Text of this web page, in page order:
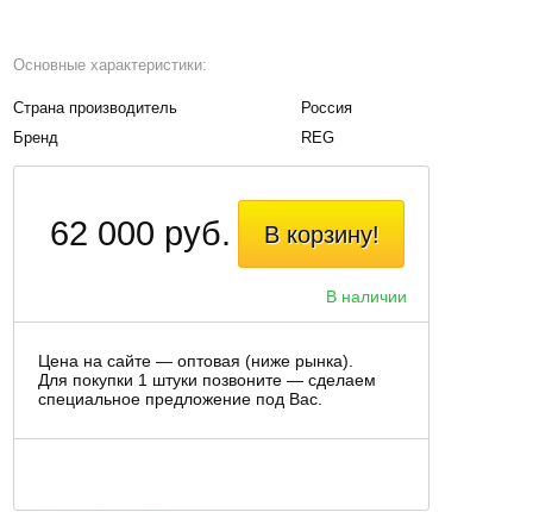
Основные характеристики:
Страна производитель
Россия
Бренд
REG
В корзину!
В наличии
62 000 руб.
Цена на сайте — оптовая (ниже рынка).
Для покупки 1 штуки позвоните — сделаем
специальное предложение под Вас.